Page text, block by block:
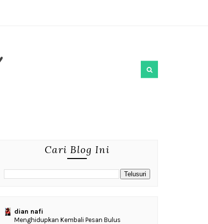
Cari Blog Ini
dian nafi
Menghidupkan Kembali Pesan Bulus